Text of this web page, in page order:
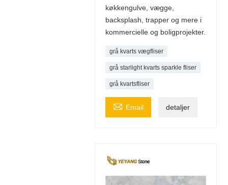
køkkengulve, vægge,
backsplash, trapper og mere i
kommercielle og boligprojekter.
grå kvarts vægfliser
grå starlight kvarts sparkle fliser
grå kvartsfliser
 Email detaljer